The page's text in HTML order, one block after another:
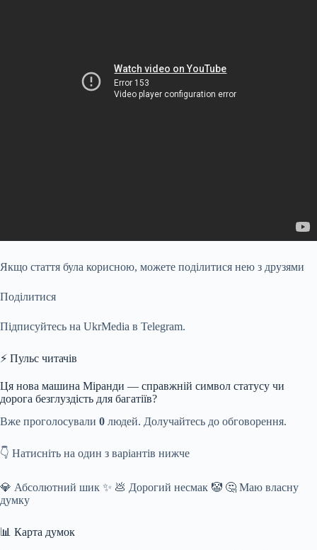
Якщо стаття була корисною, можете поділитися нею з друзями
Поділитися
Підписуйтесь на UkrMedia в Telegram.
⚡ Пульс читачів
Ця нова машина Міранди — справжній символ статусу чи
дорога безглуздість для багатіїв?
Вже проголосували 0 людей. Долучайтесь до обговорення.
👇 Натисніть на один з варіантів нижче
💎 Абсолютний шик ✨ 💩 Дорогий несмак 🤡 🤔 Маю власну
думку
📊 Карта думок